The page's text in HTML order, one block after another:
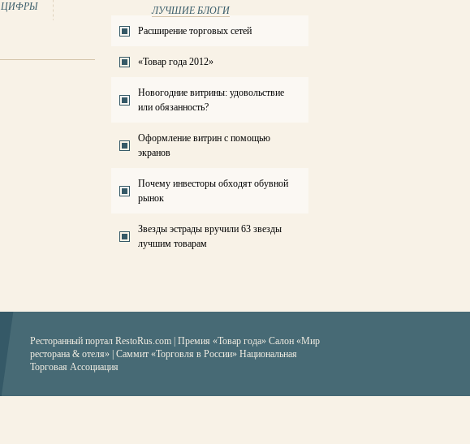
ЦИФРЫ
ЛУЧШИЕ БЛОГИ
Расширение торговых сетей
«Товар года 2012»
Новогодние витрины: удовольствие
или обязанность?
Оформление витрин с помощью
экранов
Почему инвесторы обходят обувной
рынок
Звезды эстрады вручили 63 звезды
лучшим товарам
Ресторанный портал RestoRus.com Премия «Товар года» Салон «Мир
ресторана & отеля» | Саммит «Торговля в России» Национальная
Торговая Ассоциация